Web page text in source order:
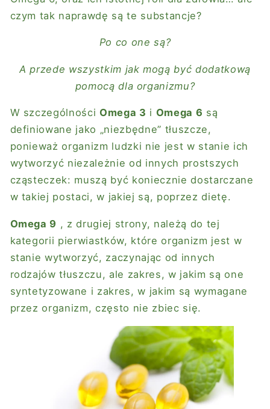
czym tak naprawdę są te substancje?
Po co one są?
A przede wszystkim jak mogą być dodatkową
pomocą dla organizmu?
W szczególności Omega 3 i Omega 6 są
definiowane jako „niezbędne” tłuszcze,
ponieważ organizm ludzki nie jest w stanie ich
wytworzyć niezależnie od innych prostszych
cząsteczek: muszą być koniecznie dostarczane
w takiej postaci, w jakiej są, poprzez dietę.
Omega 9 , z drugiej strony, należą do tej
kategorii pierwiastków, które organizm jest w
stanie wytworzyć, zaczynając od innych
rodzajów tłuszczu, ale zakres, w jakim są one
syntetyzowane i zakres, w jakim są wymagane
przez organizm, często nie zbiec się.